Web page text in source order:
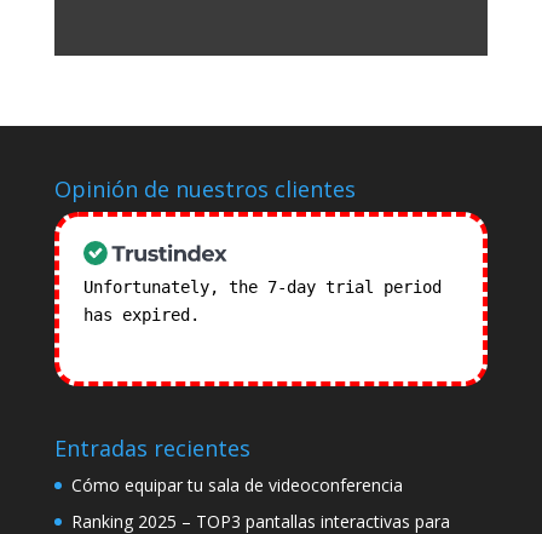
Opinión de nuestros clientes
Unfortunately, the 7-day trial period
has expired.
Entradas recientes
Cómo equipar tu sala de videoconferencia
Ranking 2025 – TOP3 pantallas interactivas para